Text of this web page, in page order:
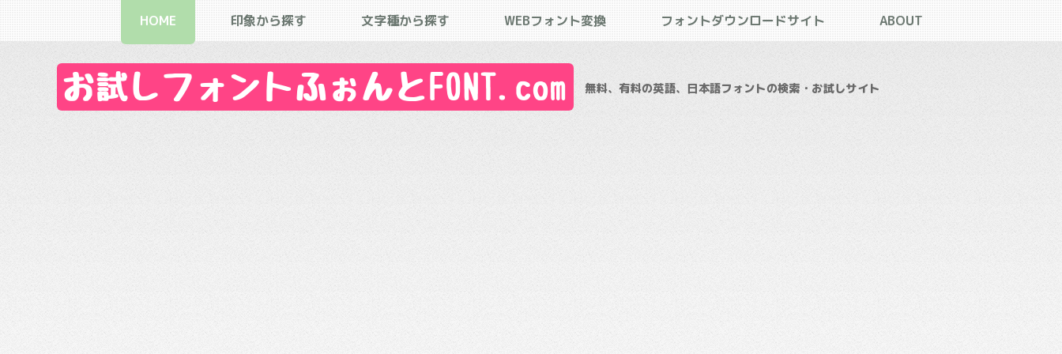
お試しフォントふぉんとFONT.com 無料、有料の英語、日本語フォントの検索・お試しサイト
HOME 印象から探す 文字種から探す WEBフォント変換 フォントダウンロードサイト ABOUT